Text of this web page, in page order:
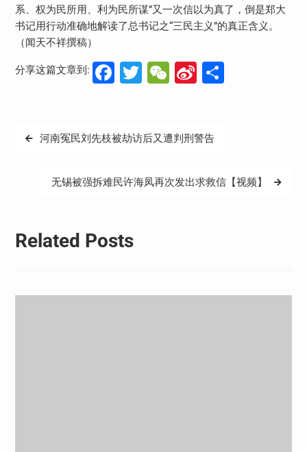
系、权为民所用、利为民所谋”又一次信以为真了，倒是郑大
书记用行动准确地解读了总书记之“三民主义”的真正含义。
（闻天不祥撰稿）
分享这篇文章到: Facebook
Twitter
WeChat
Sina分
文
河南冤民刘先枝被劫访后又遭判刑警告
无锡被强拆难民许海凤再次发出求救信【视频】
Related Posts